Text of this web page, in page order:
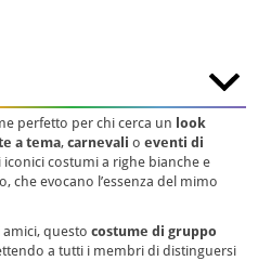
perfetto per chi cerca un look
a tema,carnevali oeventi di
iconici costumi a righe bianche e
che evocano l’essenza del mimo
amici, questocostume di gruppo
a tutti i membri di distinguersi